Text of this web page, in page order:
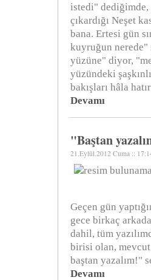
istedi"
çıkardığı Neşet
bana. Ertesi gün
kuyruğun nerede"
yüzüne" diyor,
yüzündeki
bakışları hâla
Devamı
"Baştan
21.Eylül.2012 Cuma ::
Geçen gün
gece birkaç
dahil, tüm
birisi olan,
baştan yazalım!"
Devamı